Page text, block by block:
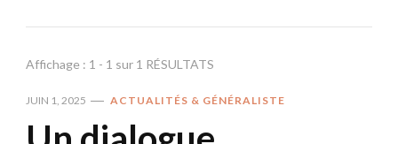
Affichage : 1 - 1 sur 1 RÉSULTATS
JUIN 1, 2025 ACTUALITÉS & GÉNÉRALISTE